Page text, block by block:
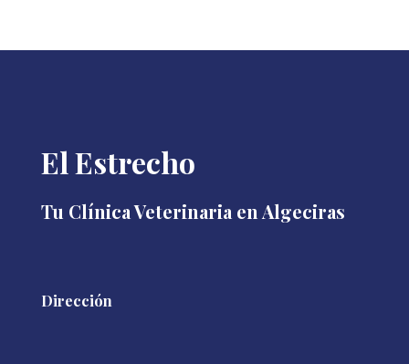
El Estrecho
Tu Clínica Veterinaria en Algeciras
Dirección